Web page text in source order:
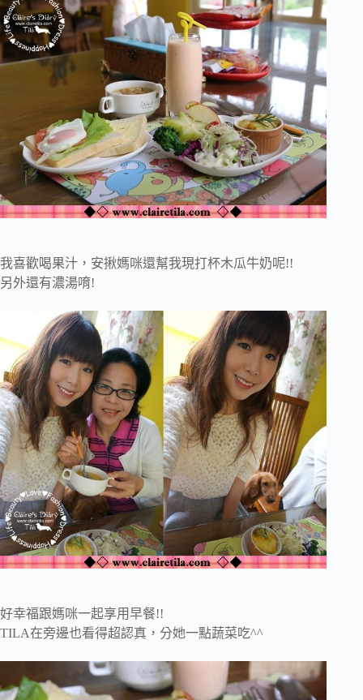
我喜歡喝果汁，安揪媽咪還幫我現打杯木瓜牛奶呢!!
另外還有濃湯唷!
好幸福跟媽咪一起享用早餐!!
TILA在旁邊也看得超認真，分她一點蔬菜吃^^